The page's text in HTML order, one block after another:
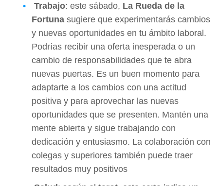
Trabajo: este sábado, La Rueda de la
Fortuna sugiere que experimentarás cambios
y nuevas oportunidades en tu ámbito laboral.
Podrías recibir una oferta inesperada o un
cambio de responsabilidades que te abra
nuevas puertas. Es un buen momento para
adaptarte a los cambios con una actitud
positiva y para aprovechar las nuevas
oportunidades que se presenten. Mantén una
mente abierta y sigue trabajando con
dedicación y entusiasmo. La colaboración con
colegas y superiores también puede traer
resultados muy positivos